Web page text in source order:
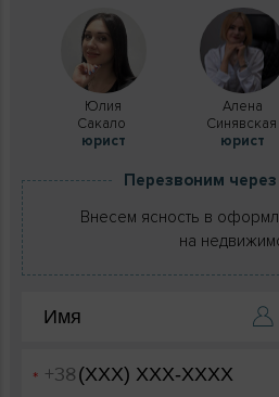
Юлия
Сакало
юрист
Алена
Синявская
юрист
Перезвоним
Внесем ясность в
на